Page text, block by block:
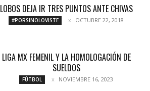
LOBOS DEJA IR TRES PUNTOS ANTE CHIVAS
#PORSINOLOVISTE OCTUBRE 22, 2018
LIGA MX FEMENIL Y LA HOMOLOGACIÓN DE
SUELDOS
FÚTBOL NOVIEMBRE 16, 2023